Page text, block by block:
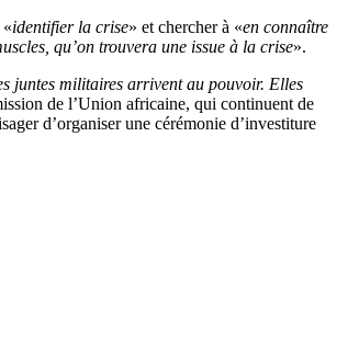
identifier la crise» et chercher à «en connaître
qu’on trouvera une issue à la crise».
juntes militaires arrivent au pouvoir. Elles
de l’Union africaine, qui continuent de
d’organiser une cérémonie d’investiture